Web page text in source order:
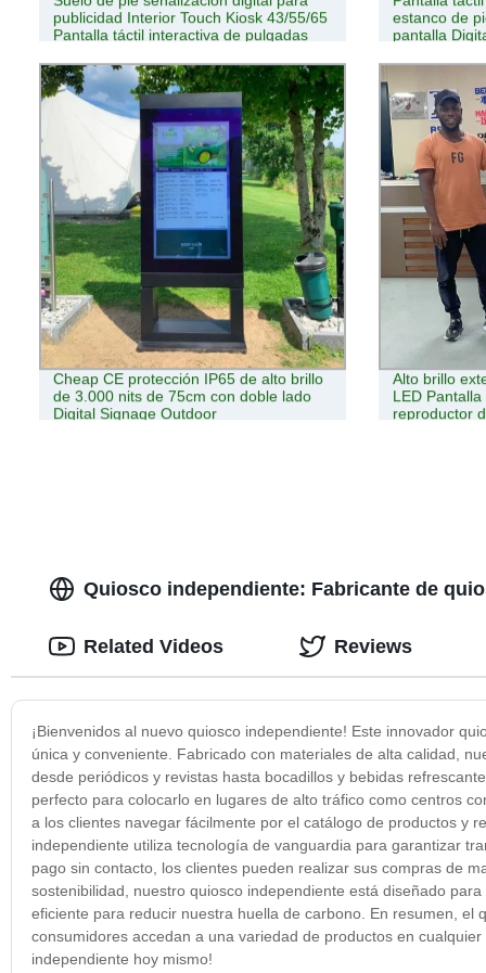
publicidad Interior Touch Kiosk 43/55/65
Pantalla táctil interactiva de pulgadas
estanco de
pantalla
Cheap CE protección IP65 de alto brillo
de 3.000 nits de 75cm con doble lado
Digital Signage Outdoor
Alto brillo
LED
reproductor
Quiosco independiente: Fabricante de
¡Bienvenidos al nuevo quiosco independiente! Este innovador
única y conveniente. Fabricado con materiales de alta calidad,
desde periódicos y revistas hasta bocadillos y bebidas
perfecto para colocarlo en lugares de alto tráfico como centros
a los clientes navegar fácilmente por el catálogo de productos y
independiente utiliza tecnología de vanguardia para garantizar
pago sin contacto, los clientes pueden realizar sus compras de
sostenibilidad, nuestro quiosco independiente está diseñado
eficiente para reducir nuestra huella de carbono. En resumen,
consumidores accedan a una variedad de productos en
independiente hoy mismo!
Related Videos Reviews